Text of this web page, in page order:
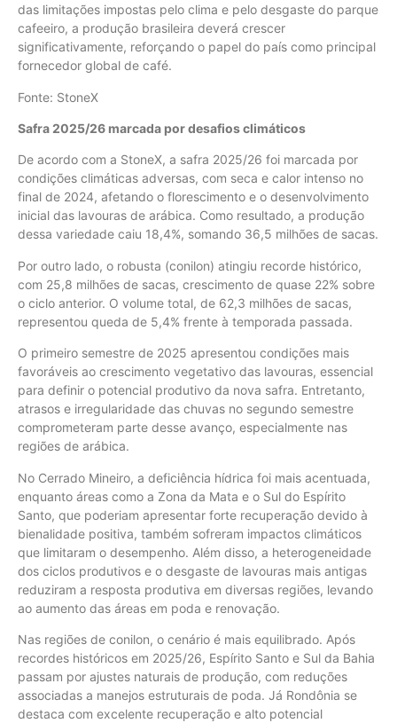
das limitações impostas pelo clima e pelo desgaste do parque
cafeeiro, a produção brasileira deverá crescer
significativamente, reforçando o papel do país como principal
fornecedor global de café.
Fonte: StoneX
Safra 2025/26 marcada por desafios climáticos
De acordo com a StoneX, a safra 2025/26 foi marcada por
condições climáticas adversas, com seca e calor intenso no
final de 2024, afetando o florescimento e o desenvolvimento
inicial das lavouras de arábica. Como resultado, a produção
dessa variedade caiu 18,4%, somando 36,5 milhões de sacas.
Por outro lado, o robusta (conilon) atingiu recorde histórico,
com 25,8 milhões de sacas, crescimento de quase 22% sobre
o ciclo anterior. O volume total, de 62,3 milhões de sacas,
representou queda de 5,4% frente à temporada passada.
O primeiro semestre de 2025 apresentou condições mais
favoráveis ao crescimento vegetativo das lavouras, essencial
para definir o potencial produtivo da nova safra. Entretanto,
atrasos e irregularidade das chuvas no segundo semestre
comprometeram parte desse avanço, especialmente nas
regiões de arábica.
No Cerrado Mineiro, a deficiência hídrica foi mais acentuada,
enquanto áreas como a Zona da Mata e o Sul do Espírito
Santo, que poderiam apresentar forte recuperação devido à
bienalidade positiva, também sofreram impactos climáticos
que limitaram o desempenho. Além disso, a heterogeneidade
dos ciclos produtivos e o desgaste de lavouras mais antigas
reduziram a resposta produtiva em diversas regiões, levando
ao aumento das áreas em poda e renovação.
Nas regiões de conilon, o cenário é mais equilibrado. Após
recordes históricos em 2025/26, Espírito Santo e Sul da Bahia
passam por ajustes naturais de produção, com reduções
associadas a manejos estruturais de poda. Já Rondônia se
destaca com excelente recuperação e alto potencial